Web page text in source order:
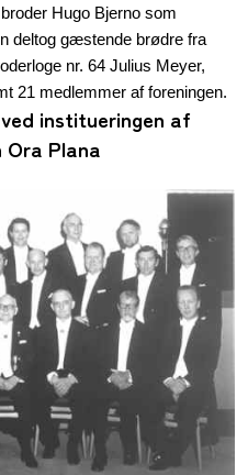
Hugo Bjerno som
deltog gæstende brødre fra
nr. 64 Julius Meyer,
21 medlemmer af foreningen.
institueringen af
Ora Plana